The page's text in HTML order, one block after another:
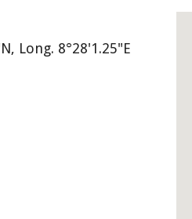
Long. 8°28'1.25"E